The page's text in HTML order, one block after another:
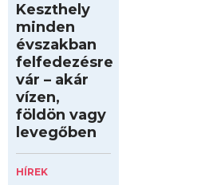
Keszthely
minden
évszakban
felfedezésre
vár – akár
vízen,
földön vagy
levegőben
HÍREK